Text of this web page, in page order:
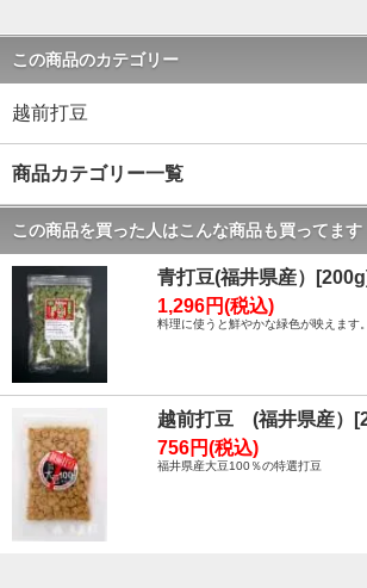
この商品のカテゴリー
越前打豆
商品カテゴリー一覧
この商品を買った人はこんな商品も買ってます
青打豆(福井県産）
1,296円(税込)
料理に使うと鮮やかな緑色が映えます。
越前打豆 (福井県産）
756円(税込)
福井県産大豆100％の特選打豆